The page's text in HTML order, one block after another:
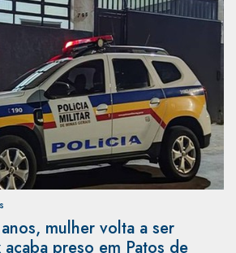
mulher volta a ser
preso em Patos de